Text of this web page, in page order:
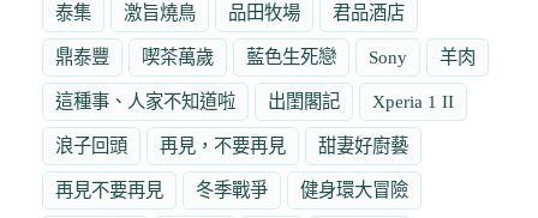
泰集 激旨燒鳥 品田牧場 君品酒店
鼎泰豐 喫茶萬歲 藍色生死戀 Sony 羊肉
這種事、人家不知道啦 出閨閣記 Xperia 1 II
浪子回頭 再見，不要再見 甜妻好廚藝
再見不要再見 冬季戰爭 健身環大冒險